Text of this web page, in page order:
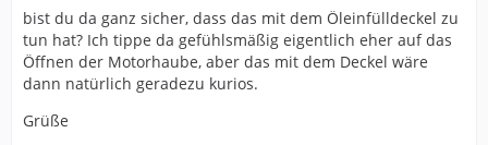
bist du da ganz sicher, dass das mit dem Öleinfülldeckel zu
tun hat? Ich tippe da gefühlsmäßig eigentlich eher auf das
Öffnen der Motorhaube, aber das mit dem Deckel wäre
dann natürlich geradezu kurios.
Grüße